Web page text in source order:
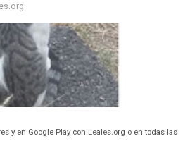
y en Google Play con Leales.org o en todas las